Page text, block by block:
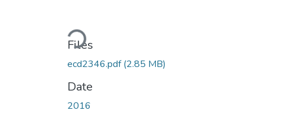
Loading...
Files
ecd2346.pdf(2.85 MB)
Date
2016